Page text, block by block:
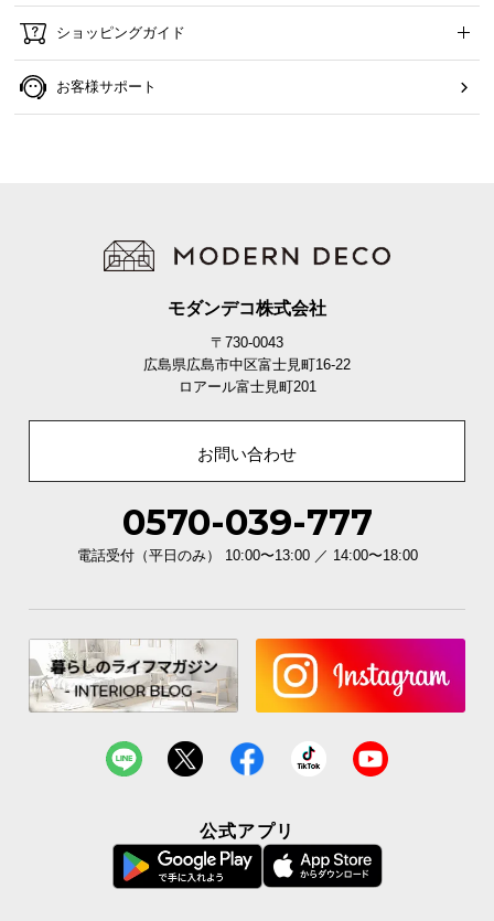
ショッピングガイド
お客様サポート
モダンデコ株式会社
〒730-0043
広島県広島市中区富士見町16-22
ロアール富士見町201
お問い合わせ
0570-039-777
電話受付（平日のみ） 10:00〜13:00 ／ 14:00〜18:00
公式アプリ